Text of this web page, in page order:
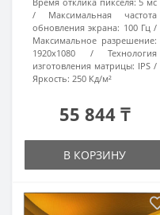
Максимальная частота
обновления экрана: 100 Гц
Максимальное разрешение:
1920x1080
Технология
изготовления матрицы: IPS
Яркость: 250 Кд/м²
55 844 ₸
В КОРЗИНУ